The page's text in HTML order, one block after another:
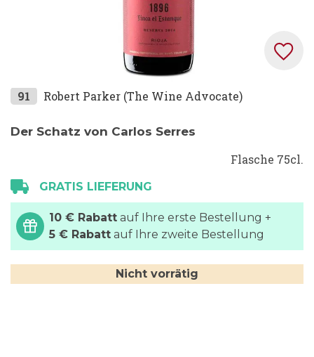
Zum
der
91 Robert Parker (The Wine Advocate)
Der Schatz von Carlos Serres
Flasche 75cl.
GRATIS LIEFERUNG
10 € Rabatt auf Ihre erste Bestellung +
5 € Rabatt auf Ihre zweite Bestellung
Nicht vorrätig